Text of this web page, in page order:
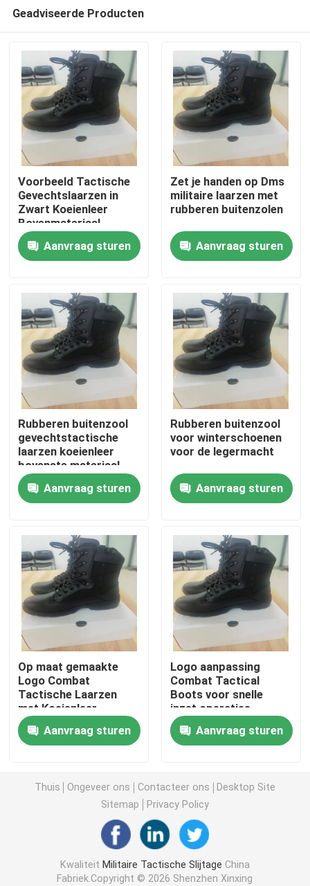
Thuis
Producten
Video's
Over ons
Fabriekstocht
Nieuws
Vraag een offerte
Militair tactisch kogelvrij vest
Tactische Ballistische Helm
Militaire Ballistische Platen
Kogelvrij Materiaal
Militaire Tactische Rugzak
Tactisch Openluchttoestel
Gevechts Tactische Laarzen
Gevechts Tactisch Vest
Geadviseerde Producten
Voorbeeld Tactische
Gevechtslaarzen in
Zwart Koeienleer
Bovenmateriaal
Aanvraag sturen
Zet je handen op Dms
militaire laarzen met
rubberen buitenzolen
Aanvraag sturen
Rubberen buitenzool
gevechtstactische
laarzen koeienleer
bovenste materiaal
voor monsters
Aanvraag sturen
Rubberen buitenzool
voor winterschoenen
voor de legermacht
Aanvraag sturen
Op maat gemaakte
Logo Combat
Tactische Laarzen
met Koeienleer
Bovenmateriaal en
MonstersAanvraag sturen
Logo aanpassing
Combat Tactical
Boots voor snelle
inzet operaties
Aanvraag sturen
Thuis Ongeveer ons Contacteer ons
Desktop Site
Sitemap
Privacy Policy
Kwaliteit Militaire Tactische Slijtage China
Fabriek.Copyright © 2026 Shenzhen Xinxing